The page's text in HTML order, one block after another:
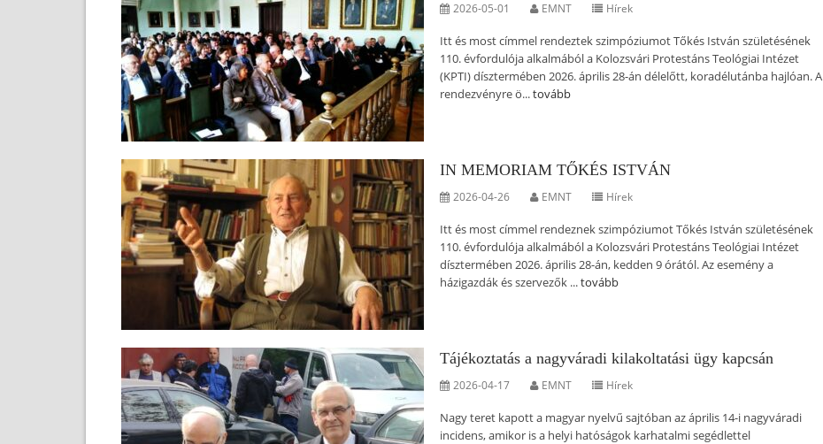
2026-05-01 EMNT Hírek
Itt és most címmel rendeztek szimpóziumot Tőkés István születésének
110. évfordulója alkalmából a Kolozsvári Protestáns Teológiai Intézet
(KPTI) dísztermében 2026. április 28-án délelőtt, koradélutánba hajlóan. A
rendezvényre ö...tovább
IN MEMORIAM TŐKÉS ISTVÁN
2026-04-26 EMNT Hírek
Itt és most címmel rendeznek szimpóziumot Tőkés István születésének
110. évfordulója alkalmából a Kolozsvári Protestáns Teológiai Intézet
dísztermében 2026. április 28-án, kedden 9 órától. Az esemény a
házigazdák és szervezők ...tovább
Tájékoztatás a nagyváradi kilakoltatási ügy kapcsán
2026-04-17 EMNT Hírek
Nagy teret kapott a magyar nyelvű sajtóban az április 14-i nagyváradi
incidens, amikor is a helyi hatóságok karhatalmi segédlettel